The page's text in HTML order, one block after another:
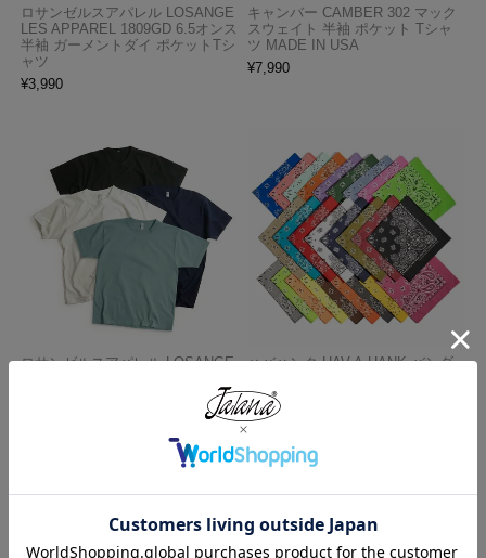
ロサンゼルスアパレル LOSANGE
LES APPAREL 1809GD 6.5オンス
半袖 ガーメントダイ ポケットTシ
ャツ
¥3,990
キャンバー CAMBER 302 マック
スウェイト 半袖 ポケット Tシャ
ツ MADE IN USA
¥7,990
ロサンゼルスアパレル LOSANGE
半袖 バインディング ガーメント
ハバハンク HAV-A-HANK バンダ
ペイズリーTHE BANDANNA COM
PANY